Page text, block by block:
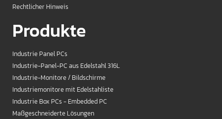
Rechtlicher Hinweis
Produkte
Industrie Panel PCs
Industrie-Panel-PC aus Edelstahl 316L
Industrie-Monitore / Bildschirme
Industriemonitore mit Edelstahliste
Industrie Box PCs - Embedded PC
Maßgeschneiderte Lösungen